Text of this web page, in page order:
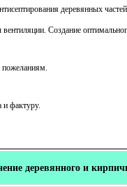
деревянных
Создание
и фактуру.
деревянного и